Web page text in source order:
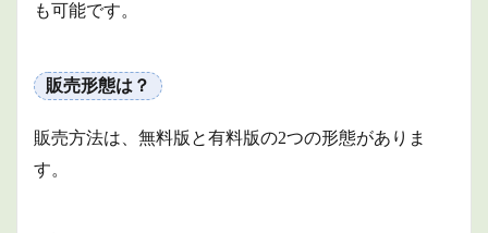
も可能です。
販売形態は？
販売方法は、無料版と有料版の2つの形態がありま
す。